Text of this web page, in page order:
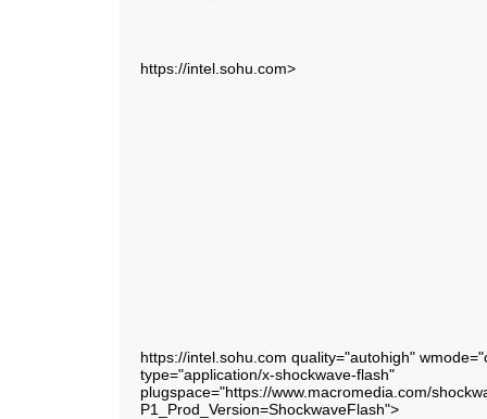
https://intel.sohu.com>
https://intel.sohu.com quality="autohigh"
type="application/x-shockwave-flash"
plugspace="https://www.macromedia.com/
P1_Prod_Version=ShockwaveFlash">